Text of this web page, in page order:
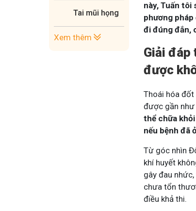
Tai mũi họng
Xem thêm
này, Tuấn tôi
phương
đi đúng đắn,
Giải đáp
được
Thoái hóa
được gần
thể chữa
nếu bệnh đã
Từ góc nhìn
khí huyết
gây đau
chưa tổn
điều khả thi.